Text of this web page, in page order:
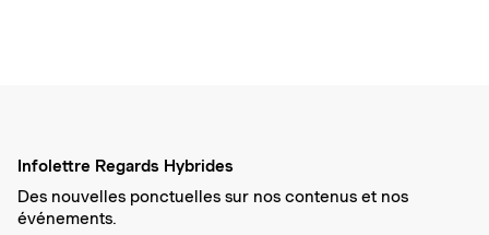
Infolettre Regards Hybrides
Des nouvelles ponctuelles sur nos contenus et nos
événements.